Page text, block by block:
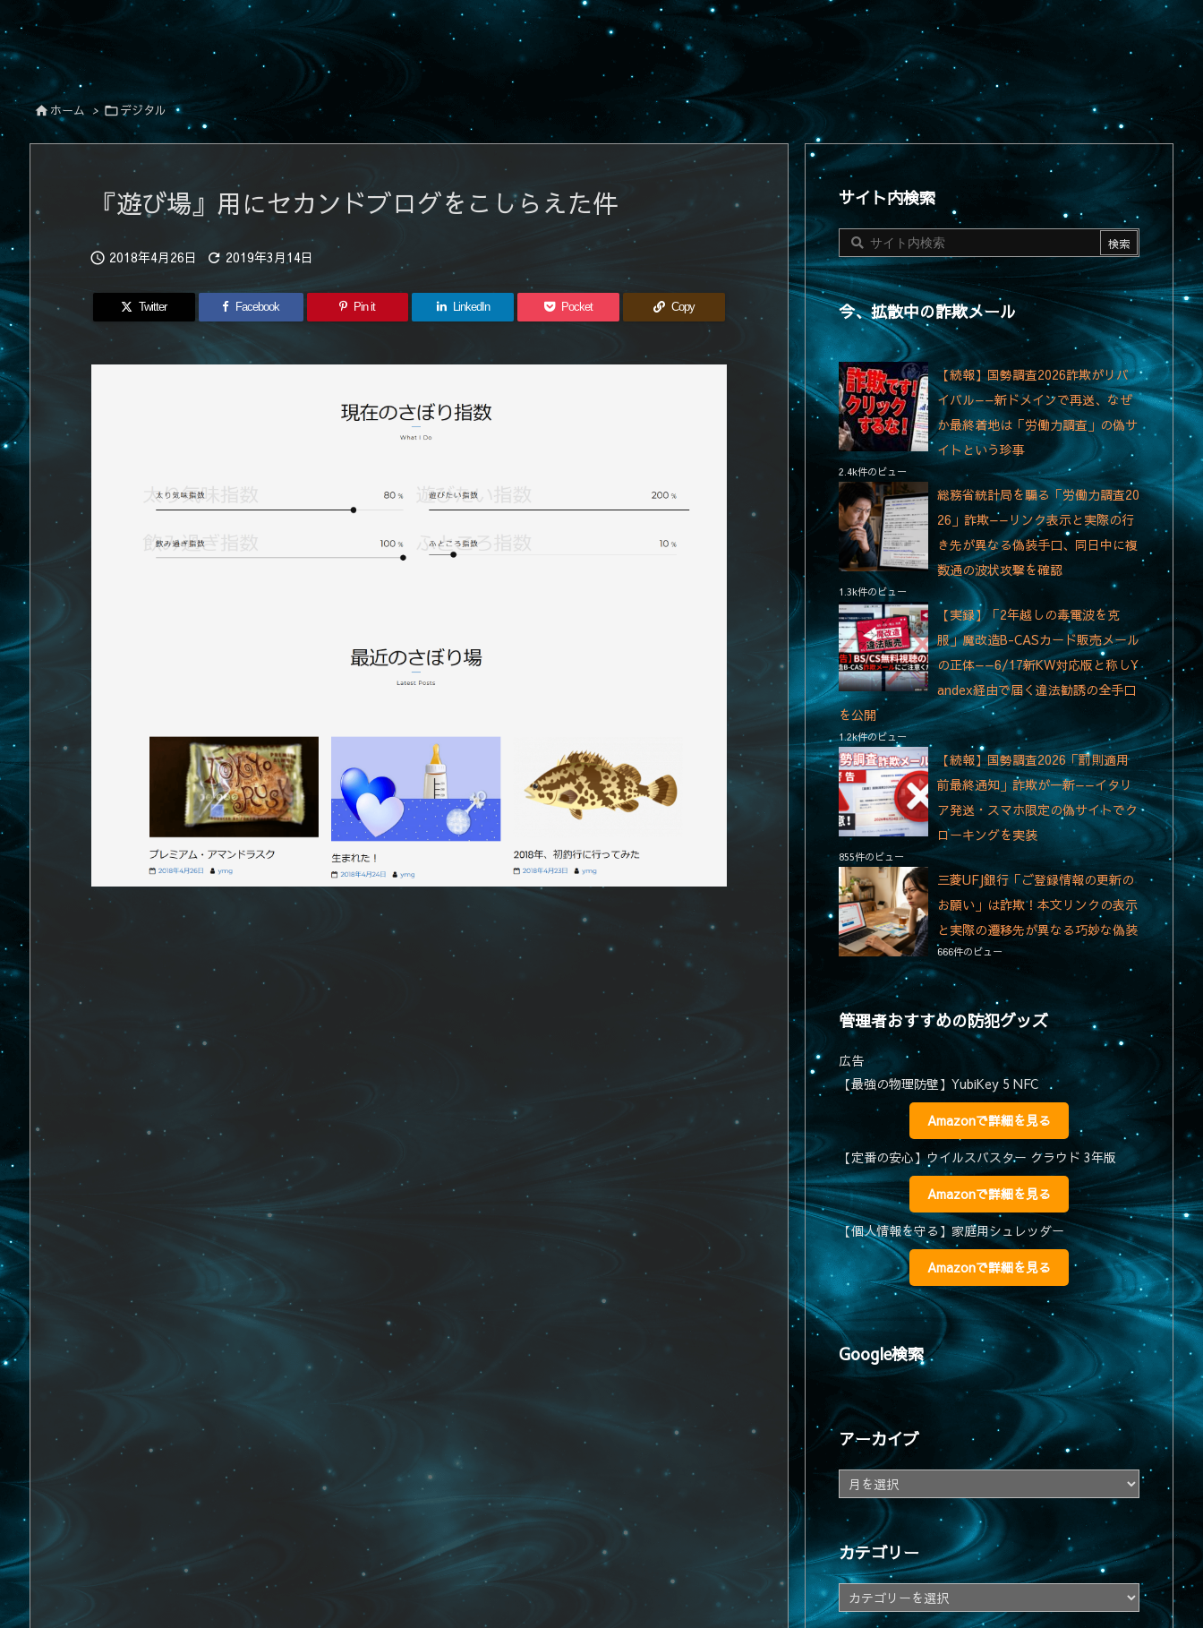
 ホーム > デジタル
『遊び場』用にセカンドブログをこしらえた件
 2018年4月26日  2019年3月14日
Twitter Facebook Pin it LinkedIn Pocket Copy
サイト内検索
今、拡散中の詐欺メール
【続報】国勢調査2026詐欺がリバ
イバル——新ドメインで再送、なぜ
か最終着地は「労働力調査」の偽サ
イトという珍事
2.4k件のビュー
総務省統計局を騙る「労働力調査20
26」詐欺——リンク表示と実際の行
き先が異なる偽装手口、同日中に複
数通の波状攻撃を確認
1.3k件のビュー
【実録】「2年越しの毒電波を克
服」魔改造B-CASカード販売メール
の正体——6/17新KW対応版と称しY
andex経由で届く違法勧誘の全手口
を公開
1.2k件のビュー
【続報】国勢調査2026「罰則適用
前最終通知」詐欺が一新——イタリ
ア発送・スマホ限定の偽サイトでク
ローキングを実装
855件のビュー
三菱UFJ銀行「ご登録情報の更新の
お願い」は詐欺！本文リンクの表示
と実際の遷移先が異なる巧妙な偽装
666件のビュー
管理者おすすめの防犯グッズ
広告
【最強の物理防壁】YubiKey 5 NFC
Amazonで詳細を見る
【定番の安心】ウイルスバスター クラウド 3年版
Amazonで詳細を見る
【個人情報を守る】家庭用シュレッダー
Amazonで詳細を見る
Google検索
アーカイブ
ー
カ
イ
ブ
カテゴリー
カ
テ